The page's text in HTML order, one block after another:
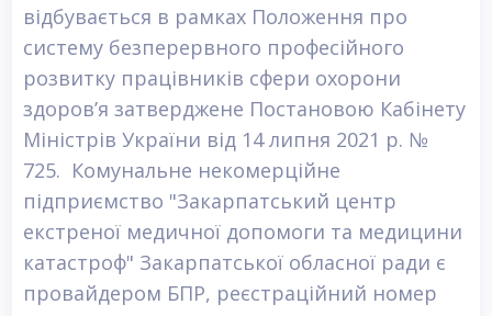
відбувається в рамках Положення про
систему безперервного професійного
розвитку працівників сфери охорони
здоров’я затверджене Постановою Кабінету
Міністрів України від 14 липня 2021 р. №
725. Комунальне некомерційне
підприємство "Закарпатський центр
екстреної медичної допомоги та медицини
катастроф" Закарпатської обласної ради є
провайдером БПР, реєстраційний номер